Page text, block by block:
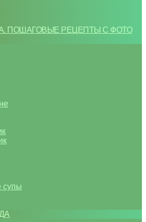
ПОШАГОВЫЕ РЕЦЕПТЫ С ФОТО
супы